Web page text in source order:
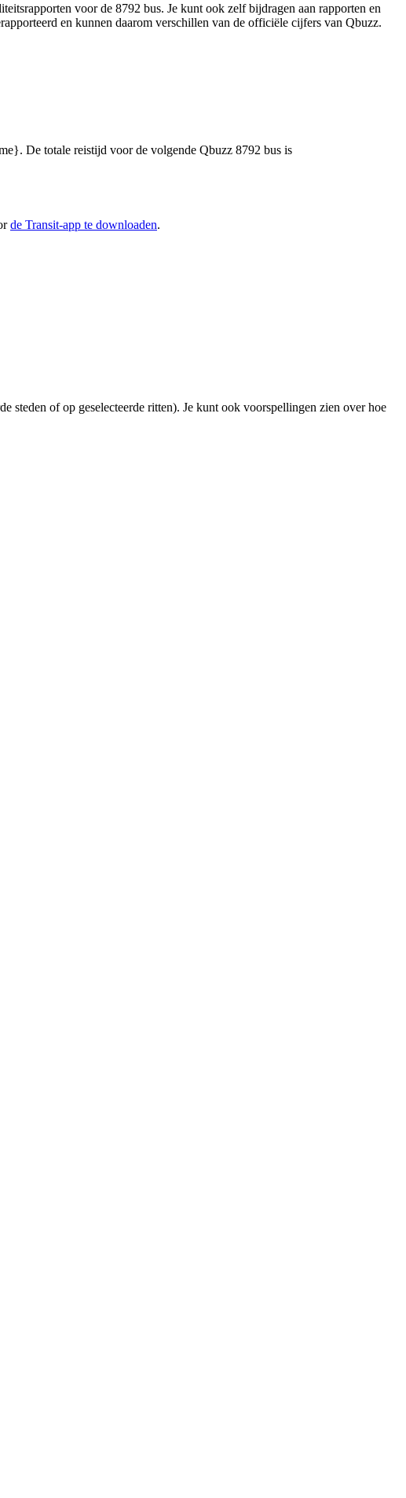
voor de 8792 bus. Je kunt ook zelf bijdragen aan rapporten en
en kunnen daarom verschillen van de officiële cijfers van Qbuzz.
De totale reistijd voor de volgende Qbuzz 8792 bus is
de Transit-app te downloaden.
steden of op geselecteerde ritten). Je kunt ook voorspellingen zien over hoe